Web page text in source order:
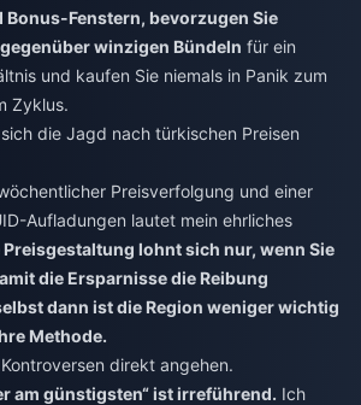
Bonus-Fenstern, bevorzugen Sie
winzigen Bündeln für ein
und kaufen Sie niemals in Panik zum
Zyklus.
die Jagd nach türkischen Preisen
Preisverfolgung und einer
Aufladungen lautet mein ehrliches
lohnt sich nur, wenn Sie
die Ersparnisse die Reibung
dann ist die Region weniger wichtig
Methode.
direkt angehen.
am günstigsten“ ist irreführend. Ich